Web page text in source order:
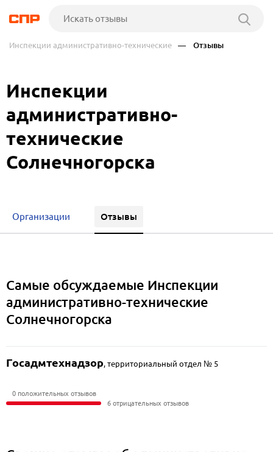
Инспекции административно-технические — Отзывы
Инспекции
административно-
технические
Солнечногорска
Организации Отзывы
Самые обсуждаемые Инспекции
административно-технические
Солнечногорска
Госадмтехнадзор,территориальный отдел № 5
0 положительных отзывов
6 отрицательных отзывов